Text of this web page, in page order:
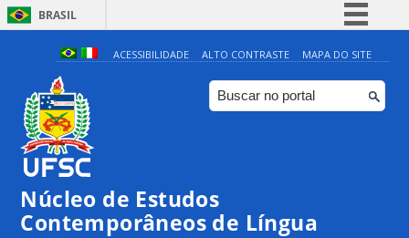
BRASIL
Simplifique!
Comunica BR
Participe
ACESSIBILIDADE ALTO CONTRASTE MAPA DO SITE
Núcleo de Estudos
Contemporâneos de Língua